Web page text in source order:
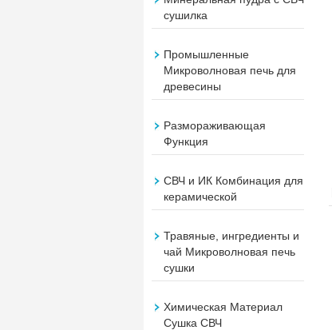
сушилка
Промышленные
Микроволновая печь для
древесины
Размораживающая
Функция
СВЧ и ИК Комбинация для
керамической
Травяные, ингредиенты и
чай Микроволновая печь
сушки
Химическая Материал
Сушка СВЧ